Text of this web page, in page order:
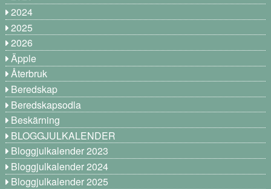
2024
2025
2026
Äpple
Återbruk
Beredskap
Beredskapsodla
Beskärning
BLOGGJULKALENDER
Bloggjulkalender 2023
Bloggjulkalender 2024
Bloggjulkalender 2025